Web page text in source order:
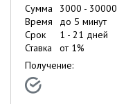
Сумма 3000 - 30000
Время
до 5 минут
Срок
1 - 21 дней
Ставка
от 1%
Получение: